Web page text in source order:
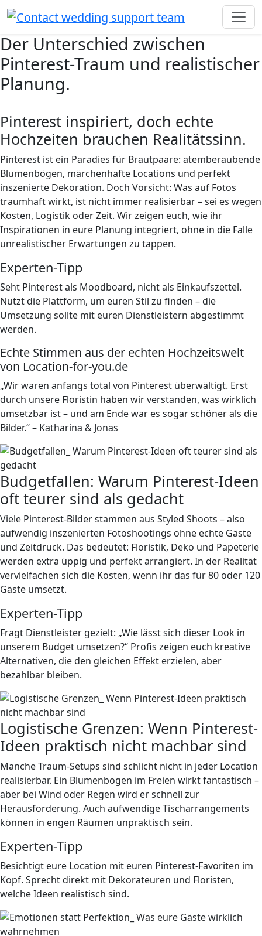
Der Unterschied zwischen
Pinterest-Traum und realistischer
Planung.
Pinterest inspiriert, doch echte
Hochzeiten brauchen Realitätssinn.
Pinterest ist ein Paradies für Brautpaare: atemberaubende
Blumenbögen, märchenhafte Locations und perfekt
inszenierte Dekoration. Doch Vorsicht: Was auf Fotos
traumhaft wirkt, ist nicht immer realisierbar – sei es wegen
Kosten, Logistik oder Zeit. Wir zeigen euch, wie ihr
Inspirationen in eure Planung integriert, ohne in die Falle
unrealistischer Erwartungen zu tappen.
Experten-Tipp
Seht Pinterest als Moodboard, nicht als Einkaufszettel.
Nutzt die Plattform, um euren Stil zu finden – die
Umsetzung sollte mit euren Dienstleistern abgestimmt
werden.
Echte Stimmen aus der echten Hochzeitswelt
von Location-for-you.de
„Wir waren anfangs total von Pinterest überwältigt. Erst
durch unsere Floristin haben wir verstanden, was wirklich
umsetzbar ist – und am Ende war es sogar schöner als die
Bilder.“ – Katharina & Jonas
Budgetfallen: Warum Pinterest-Ideen
oft teurer sind als gedacht
Viele Pinterest-Bilder stammen aus Styled Shoots – also
aufwendig inszenierten Fotoshootings ohne echte Gäste
und Zeitdruck. Das bedeutet: Floristik, Deko und Papeterie
werden extra üppig und perfekt arrangiert. In der Realität
vervielfachen sich die Kosten, wenn ihr das für 80 oder 120
Gäste umsetzt.
Experten-Tipp
Fragt Dienstleister gezielt: „Wie lässt sich dieser Look in
unserem Budget umsetzen?“ Profis zeigen euch kreative
Alternativen, die den gleichen Effekt erzielen, aber
bezahlbar bleiben.
Logistische Grenzen: Wenn Pinterest-
Ideen praktisch nicht machbar sind
Manche Traum-Setups sind schlicht nicht in jeder Location
realisierbar. Ein Blumenbogen im Freien wirkt fantastisch –
aber bei Wind oder Regen wird er schnell zur
Herausforderung. Auch aufwendige Tischarrangements
können in engen Räumen unpraktisch sein.
Experten-Tipp
Besichtigt eure Location mit euren Pinterest-Favoriten im
Kopf. Sprecht direkt mit Dekorateuren und Floristen,
welche Ideen realistisch sind.